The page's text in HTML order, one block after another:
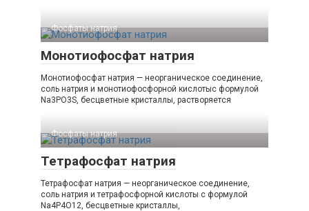
Фосфаты натрия‎
Монотиофосфат натрия
Монотиофосфат натрия — неорганическое соединение,
соль натрия и монотиофосфорной кислотыс формулой
Na3PO3S, бесцветные кристаллы, растворяется
Фосфаты натрия‎
Тетрафосфат натрия
Тетрафосфат натрия — неорганическое соединение,
соль натрия и тетрафосфорной кислоты с формулой
Na4P4O12, бесцветные кристаллы,